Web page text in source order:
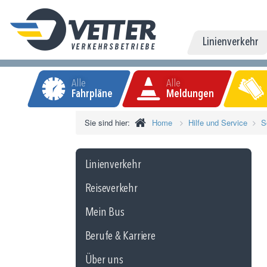
Linienverkehr
Alle
Fahrpläne
Alle
Meldungen
Sie sind hier: Home Hilfe und Service
Linienverkehr
Reiseverkehr
Mein Bus
Berufe & Karriere
Über uns